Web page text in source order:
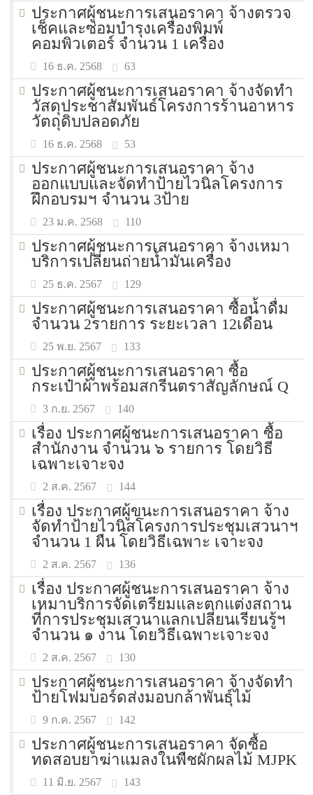
ประกาศผู้ชนะการเสนอราคา จ้างตรวจ
เช็คและซ่อมบำรุงเครื่องพิมพ์
คอมพิวเตอร์ จำนวน 1 เครื่อง
16 ธ.ค. 2568 63
ประกาศผู้ชนะการเสนอราคา จ้างจัดทำ
วัสดุประชาสัมพันธ์โครงการร้านอาหาร
วัตถุดิบปลอดภัย
16 ธ.ค. 2568 53
ประกาศผู้ชนะการเสนอราคา จ้าง
ออกแบบและจัดทำป้ายไวนิลโครงการ
ฝึกอบรมฯ จำนวน 3ป้าย
23 ม.ค. 2568 110
ประกาศผู้ชนะการเสนอราคา จ้างเหมา
บริการเปลี่ยนถ่ายน้ำมันเครื่อง
25 ธ.ค. 2567 129
ประกาศผู้ชนะการเสนอราคา ซื้อน้ำดื่ม
จำนวน 2รายการ ระยะเวลา 12เดือน
25 พ.ย. 2567 133
ประกาศผู้ชนะการเสนอราคา ซื้อ
กระเป๋าผ้าพร้อมสกรีนตราสัญลักษณ์ Q
3 ก.ย. 2567 140
เรื่อง ประกาศผู้ชนะการเสนอราคา ซื้อ
สำนักงาน จำนวน ๖ รายการ โดยวิธี
เฉพาะเจาะจง
2 ส.ค. 2567 144
เรื่อง ประกาศผู้ขนะการเสนอราคา จ้าง
จัดทำป้ายไวนิสโครงการประชุมเสวนาฯ
จำนวน 1 ผืน โดยวิธีเฉพาะ เจาะจง
2 ส.ค. 2567 136
เรื่อง ประกาศผู้ชนะการเสนอราคา จ้าง
เหมาบริการจัดเตรียมและตกแต่งสถาน
ที่การประชุมเสวนาแลกเปลี่ยนเรียนรู้ฯ
จำนวน ๑ งาน โดยวิธีเฉพาะเจาะจง
2 ส.ค. 2567 130
ประกาศผู้ชนะการเสนอราคา จ้างจัดทำ
ป้ายโฟมบอร์ดส่งมอบกล้าพันธุ์ไม้
9 ก.ค. 2567 142
ประกาศผู้ชนะการเสนอราคา จัดซื้อ
ทดสอบยาฆ่าแมลงในพืชผักผลไม้ MJPK
11 มิ.ย. 2567 143